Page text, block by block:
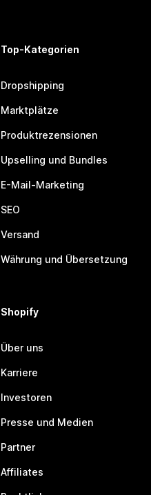
Top-Kategorien
Dropshipping
Marktplätze
Produktrezensionen
Upselling und Bundles
E-Mail-Marketing
SEO
Versand
Währung und Übersetzung
Shopify
Über uns
Karriere
Investoren
Presse und Medien
Partner
Affiliates